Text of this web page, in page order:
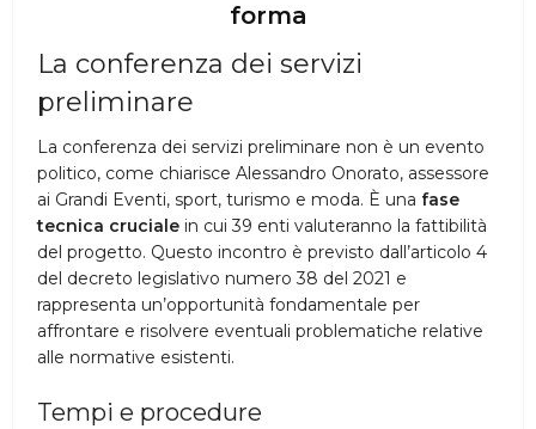
forma
La conferenza dei servizi
preliminare
La conferenza dei servizi preliminare non è un evento
politico, come chiarisce Alessandro Onorato, assessore
ai Grandi Eventi, sport, turismo e moda. È una fase
tecnica cruciale in cui 39 enti valuteranno la fattibilità
del progetto. Questo incontro è previsto dall’articolo 4
del decreto legislativo numero 38 del 2021 e
rappresenta un’opportunità fondamentale per
affrontare e risolvere eventuali problematiche relative
alle normative esistenti.
Tempi e procedure